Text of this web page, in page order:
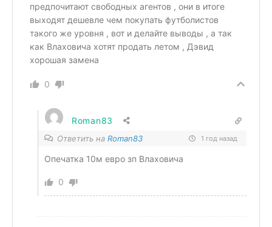
предпочитают свободных агентов , они в итоге
выходят дешевле чем покупать футболистов
такого же уровня , вот и делайте выводы , а так
как Влаховича хотят продать летом , Дэвид
хорошая замена
0
Roman83
Ответить на Roman83 1 год назад
Опечатка 10м евро зп Влаховича
0